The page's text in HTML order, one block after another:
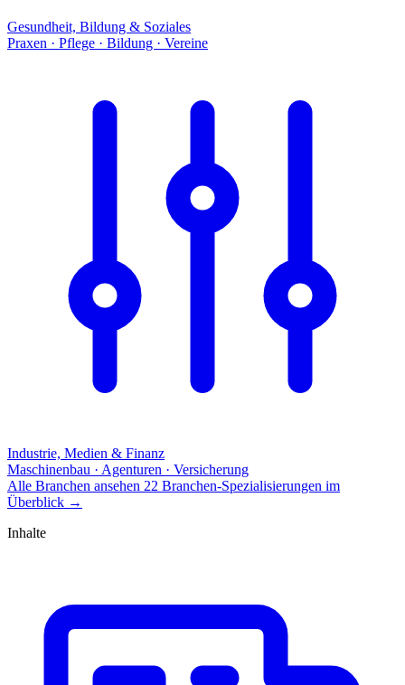
Gesundheit, Bildung & Soziales
Praxen · Pflege · Bildung · Vereine
Industrie, Medien & Finanz
Maschinenbau · Agenturen · Versicherung
Alle Branchen ansehen 22 Branchen-Spezialisierungen im
Überblick →
Inhalte